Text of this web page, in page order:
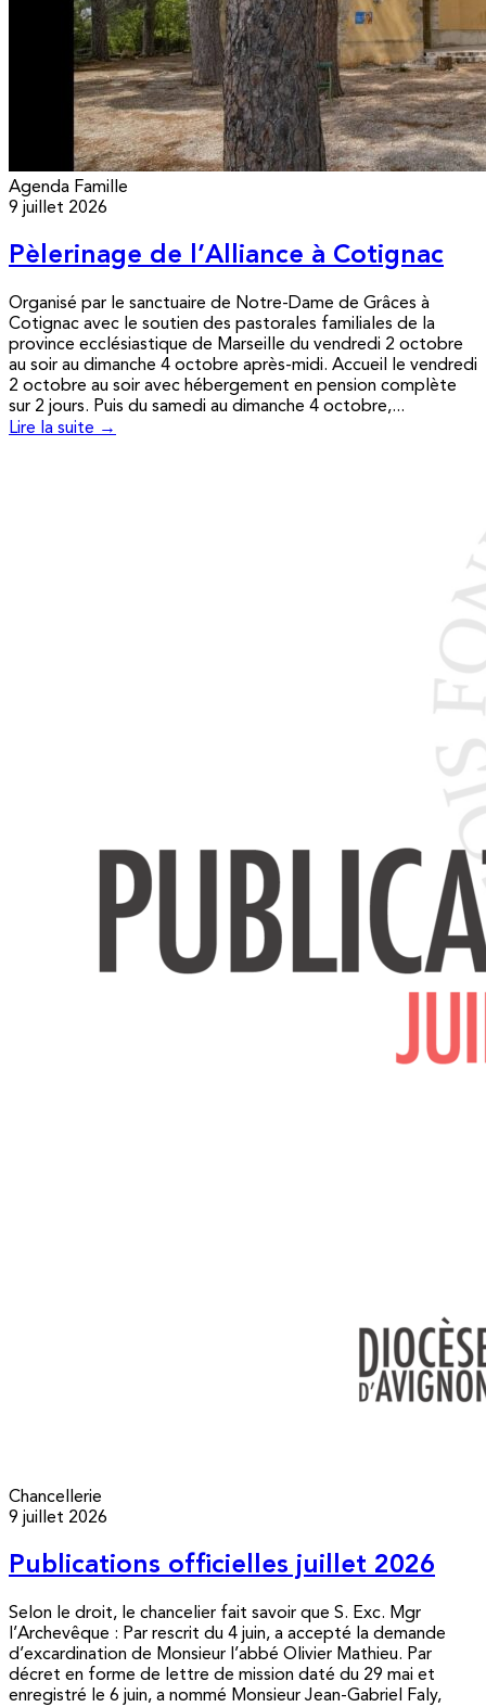
Agenda Famille
9 juillet 2026
Pèlerinage de l’Alliance à Cotignac
Organisé par le sanctuaire de Notre-Dame de Grâces à
Cotignac avec le soutien des pastorales familiales de la
province ecclésiastique de Marseille du vendredi 2 octobre
au soir au dimanche 4 octobre après-midi. Accueil le vendredi
2 octobre au soir avec hébergement en pension complète
sur 2 jours. Puis du samedi au dimanche 4 octobre,...
Lire la suite →
Chancellerie
9 juillet 2026
Publications officielles juillet 2026
Selon le droit, le chancelier fait savoir que S. Exc. Mgr
l’Archevêque : Par rescrit du 4 juin, a accepté la demande
d’excardination de Monsieur l’abbé Olivier Mathieu. Par
décret en forme de lettre de mission daté du 29 mai et
enregistré le 6 juin, a nommé Monsieur Jean-Gabriel Faly,